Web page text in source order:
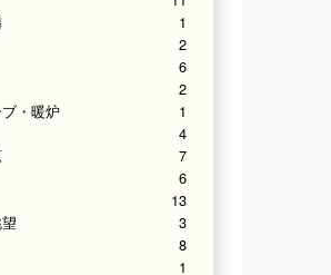
1
2
6
2
・暖炉
1
4
7
6
13
3
8
1